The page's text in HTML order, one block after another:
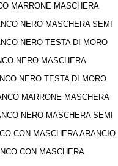
MARRONE MASCHERA
NERO MASCHERA SEMI
NERO TESTA DI MORO
NERO MASCHERA
NERO TESTA DI MORO
MARRONE MASCHERA
NERO MASCHERA SEMI
CON MASCHERA ARANCIO
CON MASCHERA